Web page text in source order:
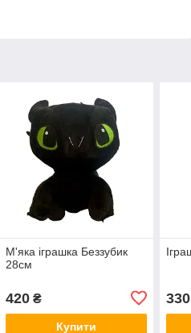
М'яка іграшка Беззубик
28см
420₴
Купити
330